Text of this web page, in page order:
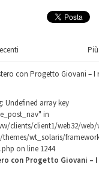
con Progetto Giovani – I
: Undefined array key
in
clients/client1/web32/web/
wt_solaris/
on line 1244
con Progetto Giovani –